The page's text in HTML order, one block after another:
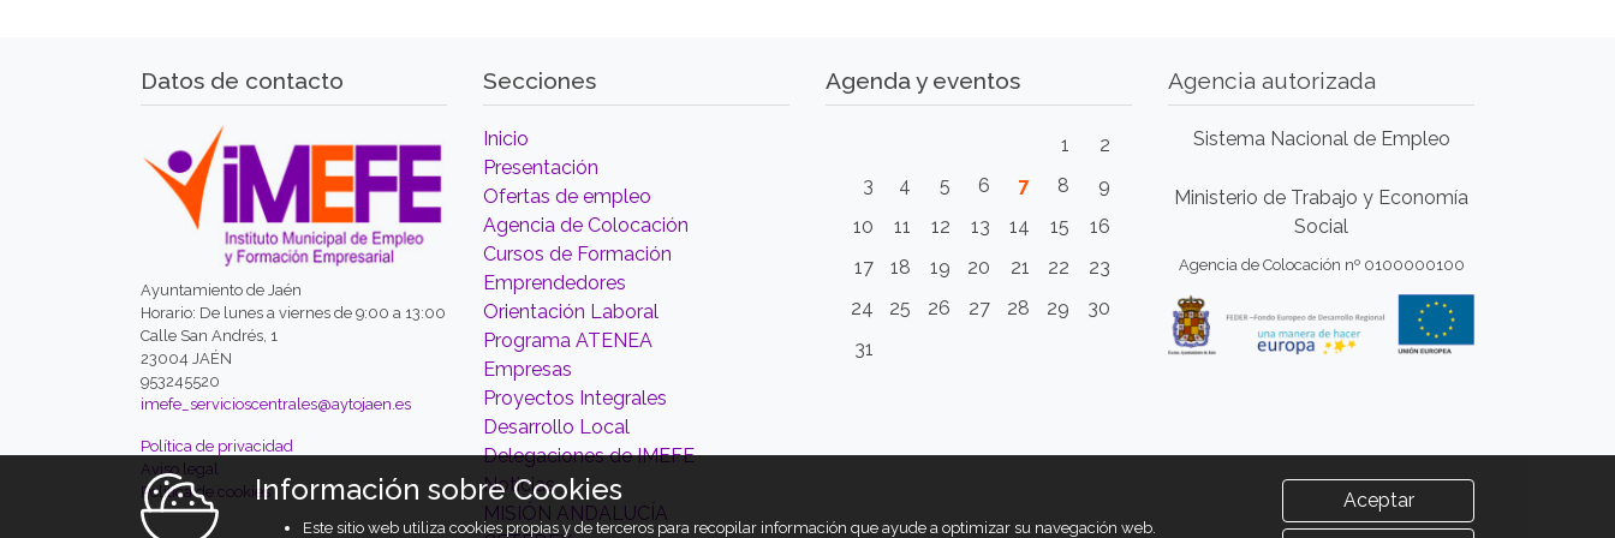
Datos de contacto
Ayuntamiento de Jaén
Horario: De lunes a viernes de 9:00 a 13:00
Calle San Andrés, 1
23004 JAÉN
953245520
imefe_servicioscentrales@aytojaen.es
Política de privacidad
Aviso legal
Política de cookies
Secciones
Inicio
Presentación
Ofertas de empleo
Agencia de Colocación
Cursos de Formación
Emprendedores
Orientación Laboral
Programa ATENEA
Empresas
Proyectos Integrales
Desarrollo Local
Delegaciones de IMEFE
Noticias
MISIÓN ANDALUCÍA
Agenda y eventos
1
2
3
4 5 6 7 8
9
10
11 12 13 14 15
16
17
18 19 20 21 22
23
24
25 26 27 28 29
30
31
Agencia autorizada
Sistema Nacional de Empleo
Ministerio de Trabajo y Economía
Social
Agencia de Colocación nº 0100000100
Información sobre Cookies
Este sitio web utiliza cookies propias y de terceros para recopilar información que ayude a optimizar su navegación web.
Aceptar